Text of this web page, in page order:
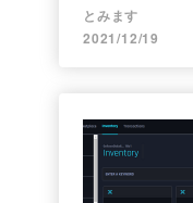
とみます
2021/12/19